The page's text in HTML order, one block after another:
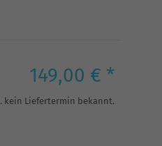
149,00 € *
. kein Liefertermin bekannt.